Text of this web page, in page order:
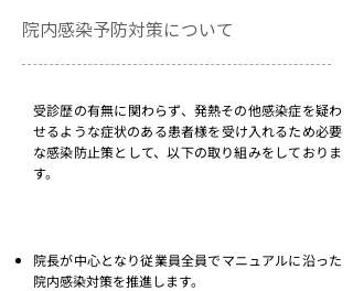
院内感染予防対策について
受診歴の有無に関わらず、発熱その他感染症を疑わ
せるような症状のある患者様を受け入れるため必要
な感染防止策として、以下の取り組みをしておりま
す。
院長が中心となり従業員全員でマニュアルに沿った
院内感染対策を推進します。